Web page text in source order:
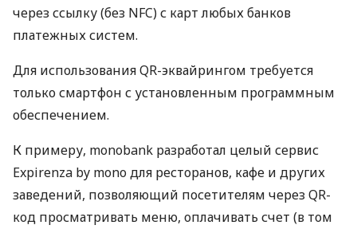
через ссылку (без NFC) с карт любых банков
платежных систем.
Для использования QR-эквайрингом требуется
только смартфон с установленным программным
обеспечением.
К примеру, monobank разработал целый сервис
Expirenza by mono для ресторанов, кафе и других
заведений, позволяющий посетителям через QR-
код просматривать меню, оплачивать счет (в том